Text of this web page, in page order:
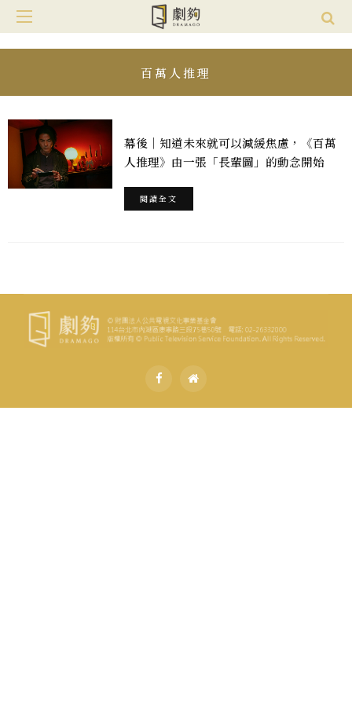
百萬人推理
幕後｜知道未來就可以減緩焦慮，《百萬
人推理》由一張「長輩圖」的動念開始
閱讀全文